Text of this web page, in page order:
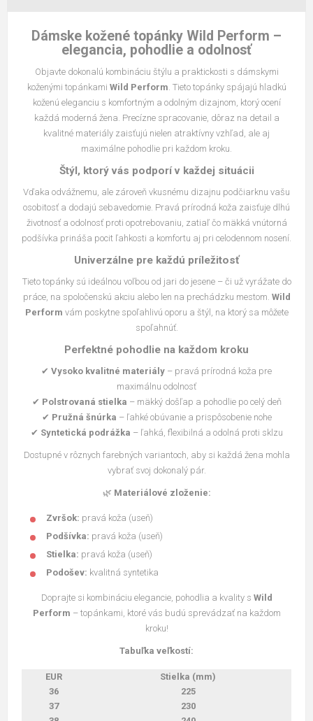
Dámske kožené topánky Wild Perform –
elegancia, pohodlie a odolnosť
Objavte dokonalú kombináciu štýlu a praktickosti s dámskymi
koženými topánkami Wild Perform. Tieto topánky spájajú hladkú
koženú eleganciu s komfortným a odolným dizajnom, ktorý ocení
každá moderná žena. Precízne spracovanie, dôraz na detail a
kvalitné materiály zaisťujú nielen atraktívny vzhľad, ale aj
maximálne pohodlie pri každom kroku.
Štýl, ktorý vás podporí v každej situácii
Vďaka odvážnemu, ale zároveň vkusnému dizajnu podčiarknu vašu
osobitosť a dodajú sebavedomie. Pravá prírodná koža zaisťuje dlhú
životnosť a odolnosť proti opotrebovaniu, zatiaľ čo mäkká vnútorná
podšívka prináša pocit ľahkosti a komfortu aj pri celodennom nosení.
Univerzálne pre každú príležitosť
Tieto topánky sú ideálnou voľbou od jari do jesene – či už vyrážate do
práce, na spoločenskú akciu alebo len na prechádzku mestom. Wild
Perform vám poskytne spoľahlivú oporu a štýl, na ktorý sa môžete
spoľahnúť.
Perfektné pohodlie na každom kroku
✔ Vysoko kvalitné materiály – pravá prírodná koža pre
maximálnu odolnosť
✔ Polstrovaná stielka – mäkký došľap a pohodlie po celý deň
✔ Pružná šnúrka – ľahké obúvanie a prispôsobenie nohe
✔ Syntetická podrážka – ľahká, flexibilná a odolná proti sklzu
Dostupné v rôznych farebných variantoch, aby si každá žena mohla
vybrať svoj dokonalý pár.
🌿 Materiálové zloženie:
Zvršok: pravá koža (useň)
Podšívka: pravá koža (useň)
Stielka: pravá koža (useň)
Podošev: kvalitná syntetika
Doprajte si kombináciu elegancie, pohodlia a kvality s Wild
Perform – topánkami, ktoré vás budú sprevádzať na každom
kroku!
Tabuľka veľkostí:
EUR
Stielka (mm)
36
225
37
230